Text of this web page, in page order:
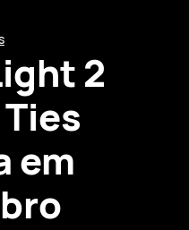
2
em